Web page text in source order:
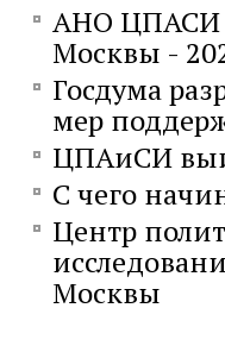
АНО ЦПАСИ
Москвы -
Госдума
мер
ЦПАиСИ
С чего
Центр
Москвы